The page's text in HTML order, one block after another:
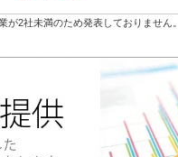
2社未満のため発表しておりません。